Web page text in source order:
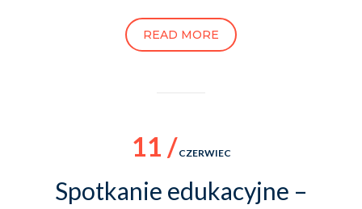
READ MORE
11 / CZERWIEC
Spotkanie edukacyjne –